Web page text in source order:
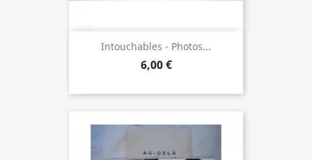
Intouchables - Photos...
6,00 €